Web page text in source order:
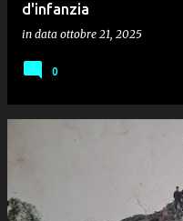
d'infanzia
in data ottobre 21, 2025
0